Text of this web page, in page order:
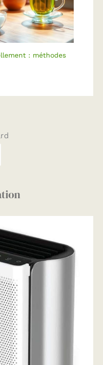
: méthodes